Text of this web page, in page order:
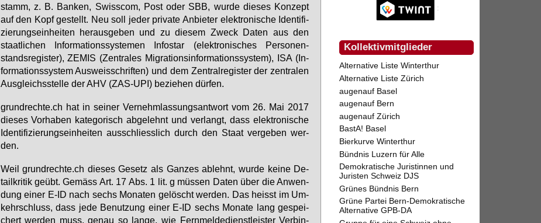
stamm, z. B. Ban­ken, Swiss­com, Post oder SBB, wur­de die­ses Kon­zept
auf den Kopf ge­stellt. Neu soll je­der pri­va­te An­bie­ter elek­tro­ni­sche Iden­ti­fi­
zie­rungs­ein­hei­ten her­aus­ge­ben und zu die­sem Zweck Da­ten aus den
staat­li­chen In­for­ma­ti­ons­sys­te­men In­fo­star (elek­tro­ni­sches Per­so­nen­
stands­re­gis­ter), ZE­MIS (Zen­tra­les Mi­gra­ti­ons­in­for­ma­ti­ons­sys­tem), ISA (In­
for­ma­ti­ons­sys­tem Aus­weis­schrif­ten) und dem Zen­tral­re­gis­ter der zen­tra­len
Aus­gleichs­stel­le der AHV (ZAS-UPI) be­zie­hen dür­fen.
grund­rech­te.ch hat in sei­ner Ver­nehm­las­sungs­ant­wort vom 26. Mai 2017
die­ses Vor­ha­ben ka­te­go­risch ab­ge­lehnt und ver­langt, dass elek­tro­ni­sche
Iden­ti­fi­zie­rungs­ein­hei­ten aus­schliess­lich durch den Staat ver­ge­ben wer­
den.
Weil grund­rech­te.ch die­ses Ge­setz als Gan­zes ab­lehnt, wur­de kei­ne De­
tail­kri­tik ge­übt. Ge­mäss Art. 17 Abs. 1 lit. g müs­sen Da­ten über die An­wen­
dung ei­ner E-ID nach sechs Mo­na­ten ge­löscht wer­den. Das heisst im Um­
kehr­schluss, dass je­de Be­nut­zung ei­ner E-ID sechs Mo­na­te lang ge­spei­
chert wer­den muss, ge­nau so lan­ge, wie Fern­mel­de­dienst­leis­ter Ver­bin­
Kollektivmitglieder
Alternative Liste Winterthur
Alternative Liste Zürich
augenauf Basel
augenauf Bern
augenauf Zürich
BastA! Basel
Bierkurve Winterthur
Bündnis Luzern für Alle
Demokratische Juristinnen und
Juristen Schweiz DJS
Grünes Bündnis Bern
Grüne Partei Bern-Demokratische
Alternative GPB-DA